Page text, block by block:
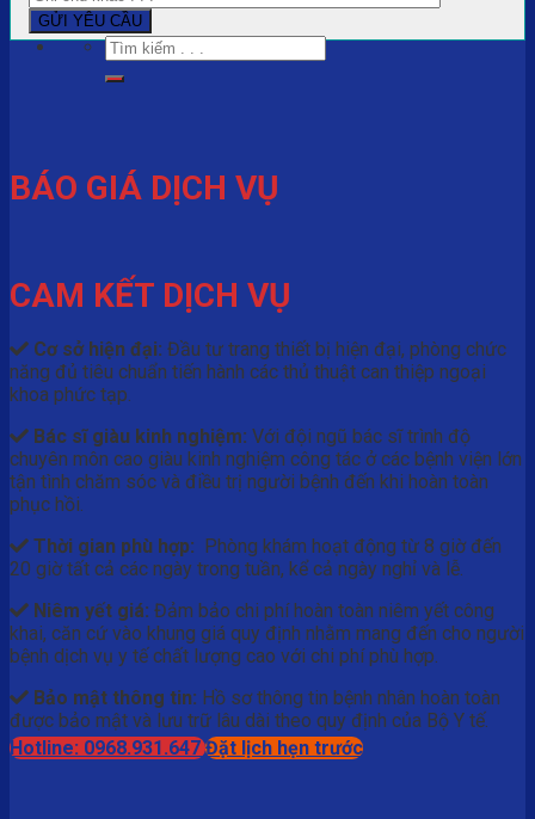
BÁO GIÁ DỊCH VỤ
CAM KẾT DỊCH VỤ
Cơ sở hiện đại: Đầu tư trang thiết bị hiện đại, phòng chức
năng đủ tiêu chuẩn tiến hành các thủ thuật can thiệp ngoại
khoa phức tạp.
Bác sĩ giàu kinh nghiệm: Với đội ngũ bác sĩ trình độ
chuyên môn cao giàu kinh nghiệm công tác ở các bệnh viện lớn
tận tình chăm sóc và điều trị người bệnh đến khi hoàn toàn
phục hồi.
Thời gian phù hợp: Phòng khám hoạt động từ 8 giờ đến
20 giờ tất cả các ngày trong tuần, kể cả ngày nghỉ và lễ.
Niêm yết giá: Đảm bảo chi phí hoàn toàn niêm yết công
khai, căn cứ vào khung giá quy định nhằm mang đến cho người
bệnh dịch vụ y tế chất lượng cao với chi phí phù hợp.
Bảo mật thông tin: Hồ sơ thông tin bệnh nhân hoàn toàn
được bảo mật và lưu trữ lâu dài theo quy định của Bộ Y tế.
Hotline: 0968.931.647 Đặt lịch hẹn trước